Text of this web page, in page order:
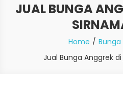
JUAL BUNGA
Home
Bunga
Jual Bunga Anggrek